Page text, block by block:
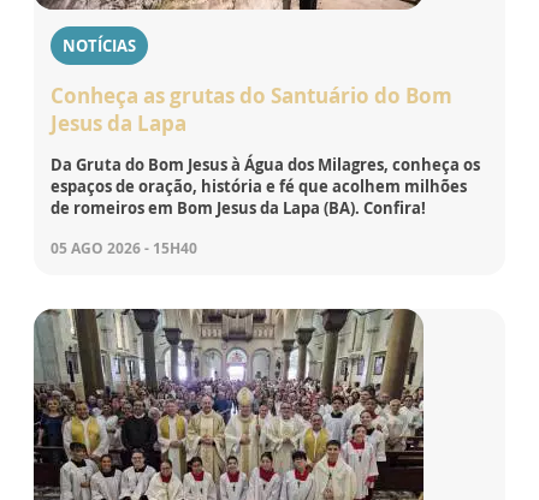
NOTÍCIAS
Conheça as grutas do Santuário do Bom
Jesus da Lapa
Da Gruta do Bom Jesus à Água dos Milagres, conheça os
espaços de oração, história e fé que acolhem milhões
de romeiros em Bom Jesus da Lapa (BA). Confira!
05 AGO 2026 - 15H40